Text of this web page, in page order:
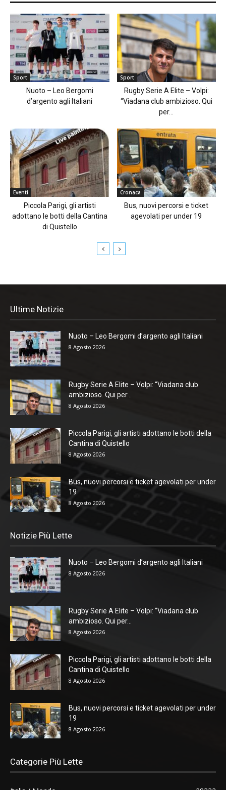
Sport
Nuoto – Leo Bergomi
d’argento agli Italiani
Sport
Rugby Serie A Elite – Volpi:
“Viadana club ambizioso. Qui
per...
Eventi
Piccola Parigi, gli artisti
adottano le botti della Cantina
di Quistello
Cronaca
Bus, nuovi percorsi e ticket
agevolati per under 19
Ultime Notizie
Nuoto – Leo Bergomi d’argento agli Italiani
8 Agosto 2026
Rugby Serie A Elite – Volpi: “Viadana club
ambizioso. Qui per...
8 Agosto 2026
Piccola Parigi, gli artisti adottano le botti della
Cantina di Quistello
8 Agosto 2026
Bus, nuovi percorsi e ticket agevolati per under
19
8 Agosto 2026
Notizie Più Lette
Nuoto – Leo Bergomi d’argento agli Italiani
8 Agosto 2026
Rugby Serie A Elite – Volpi: “Viadana club
ambizioso. Qui per...
8 Agosto 2026
Piccola Parigi, gli artisti adottano le botti della
Cantina di Quistello
8 Agosto 2026
Bus, nuovi percorsi e ticket agevolati per under
19
8 Agosto 2026
Categorie Più Lette